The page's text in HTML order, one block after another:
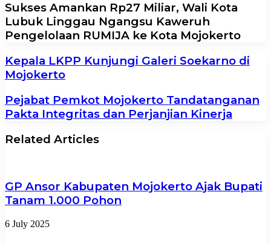
Sukses Amankan Rp27 Miliar, Wali Kota
Lubuk Linggau Ngangsu Kaweruh
Pengelolaan RUMIJA ke Kota Mojokerto
Kepala LKPP Kunjungi Galeri Soekarno di
Mojokerto
Pejabat Pemkot Mojokerto Tandatanganan
Pakta Integritas dan Perjanjian Kinerja
Related Articles
GP Ansor Kabupaten Mojokerto Ajak Bupati
Tanam 1.000 Pohon
6 July 2025